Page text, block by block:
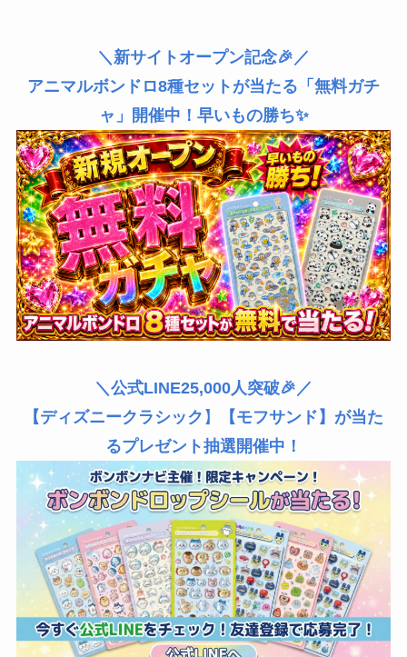
＼新サイトオープン記念🎉／
アニマルボンドロ8種セットが当たる「無料ガチ
ャ」開催中！早いもの勝ち✨
＼公式LINE25,000人突破🎉／
【ディズニークラシック 】
【モフサンド】が当た
るプレゼント抽選開催中！